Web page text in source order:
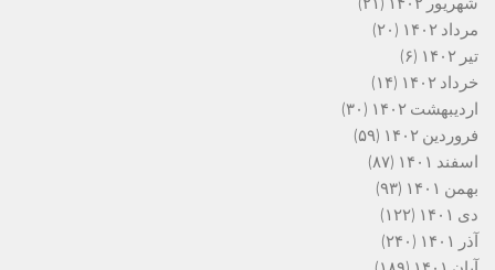
مرداد ۱۴۰۲
(۲۰)
تیر ۱۴۰۲
(۶)
خرداد ۱۴۰۲
(۱۴)
اردیبهشت ۱۴۰۲
(۳۰)
فروردین ۱۴۰۲
(۵۹)
اسفند ۱۴۰۱
(۸۷)
بهمن ۱۴۰۱
(۹۳)
دی ۱۴۰۱
(۱۲۲)
آذر ۱۴۰۱
(۲۴۰)